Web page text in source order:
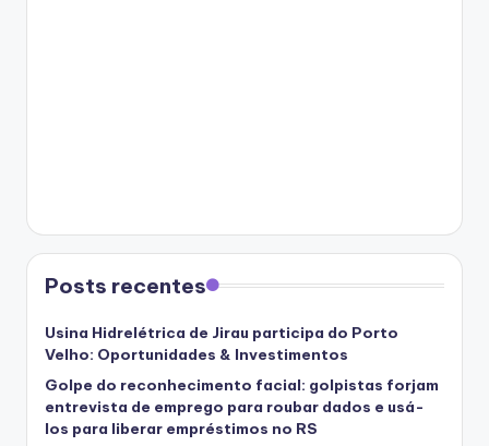
Posts recentes
Usina Hidrelétrica de Jirau participa do Porto
Velho: Oportunidades & Investimentos
Golpe do reconhecimento facial: golpistas forjam
entrevista de emprego para roubar dados e usá-
los para liberar empréstimos no RS